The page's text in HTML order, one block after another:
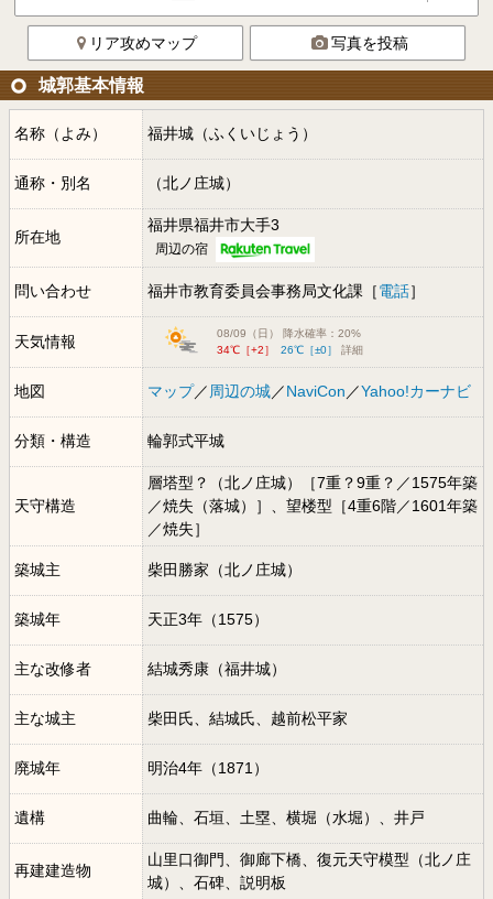
リア攻めマップ 写真を投稿
城郭基本情報
名称（よみ） 福井城（ふくいじょう）
通称・別名 （北ノ庄城）
所在地
福井県福井市大手3
周辺の宿
問い合わせ 福井市教育委員会事務局文化課［電話］
天気情報
08/09（日） 降水確率：20%
34℃［+2］
26℃［±0］ 詳細
地図 マップ／ 周辺の城／NaviCon ／Yahoo!カーナビ
分類・構造 輪郭式平城
天守構造
層塔型？（北ノ庄城）［7重？9重？／1575年築
／焼失（落城）］、望楼型［4重6階／1601年築
／焼失］
築城主 柴田勝家（北ノ庄城）
築城年 天正3年（1575）
主な改修者 結城秀康（福井城）
主な城主 柴田氏、結城氏、越前松平家
廃城年 明治4年（1871）
遺構 曲輪、石垣、土塁、横堀（水堀）、井戸
再建建造物
山里口御門、御廊下橋、復元天守模型（北ノ庄
城）、石碑、説明板